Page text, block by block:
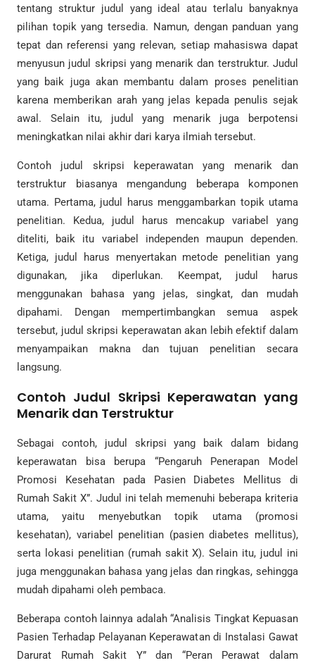
tentang struktur judul yang ideal atau terlalu banyaknya
pilihan topik yang tersedia. Namun, dengan panduan yang
tepat dan referensi yang relevan, setiap mahasiswa dapat
menyusun judul skripsi yang menarik dan terstruktur. Judul
yang baik juga akan membantu dalam proses penelitian
karena memberikan arah yang jelas kepada penulis sejak
awal. Selain itu, judul yang menarik juga berpotensi
meningkatkan nilai akhir dari karya ilmiah tersebut.
Contoh judul skripsi keperawatan yang menarik dan
terstruktur biasanya mengandung beberapa komponen
utama. Pertama, judul harus menggambarkan topik utama
penelitian. Kedua, judul harus mencakup variabel yang
diteliti, baik itu variabel independen maupun dependen.
Ketiga, judul harus menyertakan metode penelitian yang
digunakan, jika diperlukan. Keempat, judul harus
menggunakan bahasa yang jelas, singkat, dan mudah
dipahami. Dengan mempertimbangkan semua aspek
tersebut, judul skripsi keperawatan akan lebih efektif dalam
menyampaikan makna dan tujuan penelitian secara
langsung.
Contoh Judul Skripsi Keperawatan yang
Menarik dan Terstruktur
Sebagai contoh, judul skripsi yang baik dalam bidang
keperawatan bisa berupa “Pengaruh Penerapan Model
Promosi Kesehatan pada Pasien Diabetes Mellitus di
Rumah Sakit X”. Judul ini telah memenuhi beberapa kriteria
utama, yaitu menyebutkan topik utama (promosi
kesehatan), variabel penelitian (pasien diabetes mellitus),
serta lokasi penelitian (rumah sakit X). Selain itu, judul ini
juga menggunakan bahasa yang jelas dan ringkas, sehingga
mudah dipahami oleh pembaca.
Beberapa contoh lainnya adalah “Analisis Tingkat Kepuasan
Pasien Terhadap Pelayanan Keperawatan di Instalasi Gawat
Darurat Rumah Sakit Y” dan “Peran Perawat dalam